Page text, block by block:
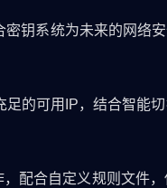
钥系统为未来的网络
的可用IP，结合智能
配合自定义规则文件